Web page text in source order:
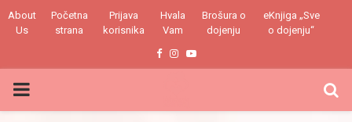
About
Us
Početna
strana
Prijava
korisnika
Hvala
Vam
Brošura o
dojenju
eKnjiga „Sve
o dojenju“
Facebook
Instagram
Youtube
PRIMARY